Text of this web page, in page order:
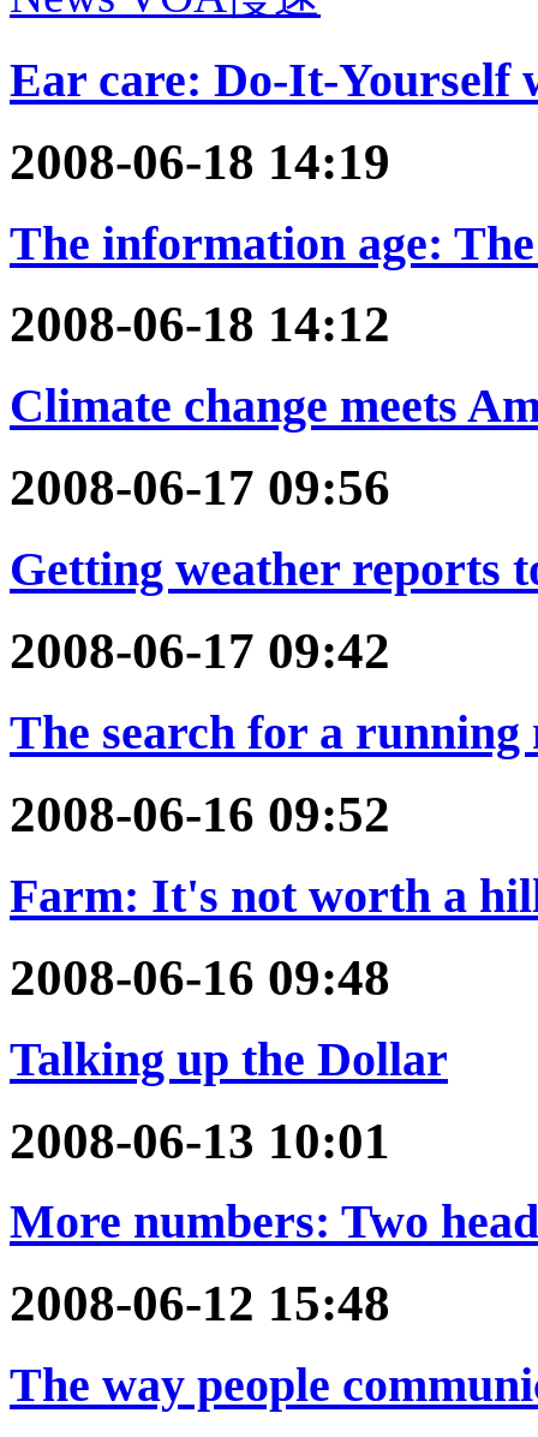
Ear care: Do-It-Yourself
2008-06-18 14:19
The information age:
2008-06-18 14:12
Climate change meets
2008-06-17 09:56
Getting weather reports
2008-06-17 09:42
The search for a running
2008-06-16 09:52
Farm: It's not worth a
2008-06-16 09:48
Talking up the Dollar
2008-06-13 10:01
More numbers: Two
2008-06-12 15:48
The way people